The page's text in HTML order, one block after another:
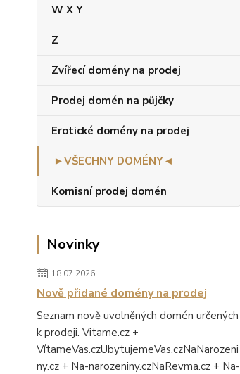
W X Y
Z
Zvířecí domény na prodej
Prodej domén na půjčky
Erotické domény na prodej
►VŠECHNY DOMÉNY◄
Komisní prodej domén
Novinky
18.07.2026
Nově přidané domény na prodej
Seznam nově uvolněných domén určených
k prodeji. Vitame.cz +
VítameVas.czUbytujemeVas.czNaNarozeni
ny.cz + Na-narozeniny.czNaRevma.cz + Na-